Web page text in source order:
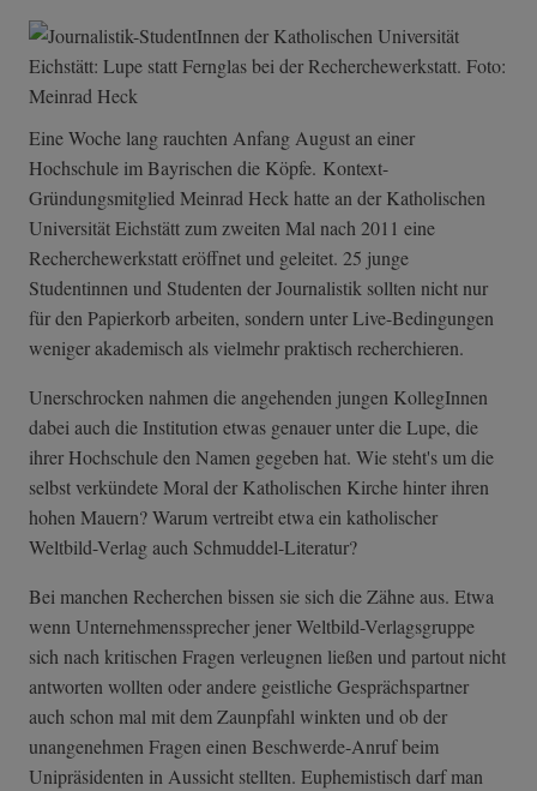
Eine Woche lang rauchten Anfang August an einer
Hochschule im Bayrischen die Köpfe. Kontext-
Gründungsmitglied Meinrad Heck hatte an der Katholischen
Universität Eichstätt zum zweiten Mal nach 2011 eine
Recherchewerkstatt eröffnet und geleitet. 25 junge
Studentinnen und Studenten der Journalistik sollten nicht nur
für den Papierkorb arbeiten, sondern unter Live-Bedingungen
weniger akademisch als vielmehr praktisch recherchieren.
Unerschrocken nahmen die angehenden jungen KollegInnen
dabei auch die Institution etwas genauer unter die Lupe, die
ihrer Hochschule den Namen gegeben hat. Wie steht's um die
selbst verkündete Moral der Katholischen Kirche hinter ihren
hohen Mauern? Warum vertreibt etwa ein katholischer
Weltbild-Verlag auch Schmuddel-Literatur?
Bei manchen Recherchen bissen sie sich die Zähne aus. Etwa
wenn Unternehmenssprecher jener Weltbild-Verlagsgruppe
sich nach kritischen Fragen verleugnen ließen und partout nicht
antworten wollten oder andere geistliche Gesprächspartner
auch schon mal mit dem Zaunpfahl winkten und ob der
unangenehmen Fragen einen Beschwerde-Anruf beim
Unipräsidenten in Aussicht stellten. Euphemistisch darf man